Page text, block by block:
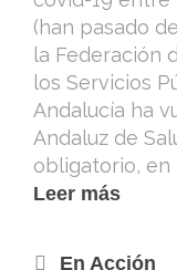
(han pasado
la Federación
los Servicios
Andalucía ha
Andaluz de
obligatorio, en
Leer más
En Acción